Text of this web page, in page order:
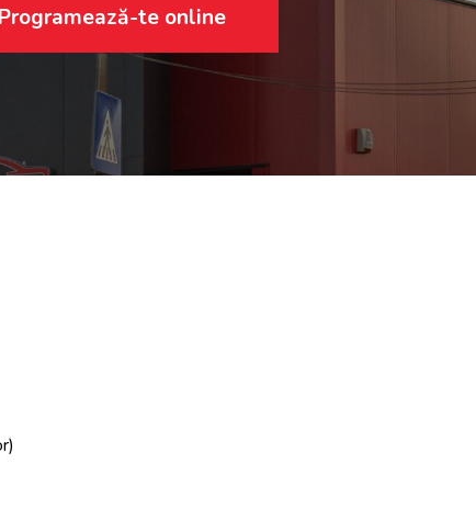
Programează-te online